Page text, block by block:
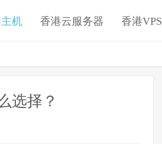
机 香港云服务器 香港VPS
选择？